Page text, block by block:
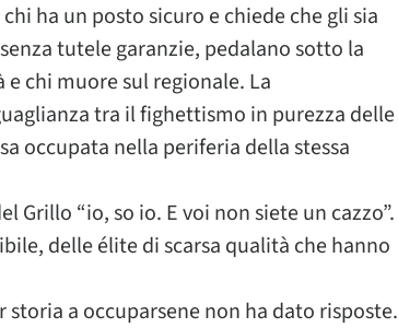
ha un posto sicuro e chiede che gli sia
tutele garanzie, pedalano sotto la
e chi muore sul regionale. La
tra il fighettismo in purezza delle
occupata nella periferia della stessa
Grillo “io, so io. E voi non siete un cazzo”.
delle élite di scarsa qualità che hanno
a occuparsene non ha dato risposte.